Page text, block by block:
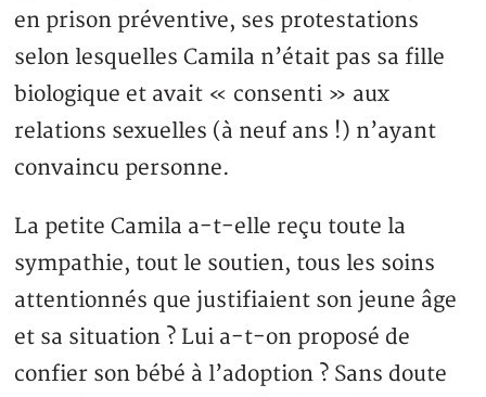
en prison préventive, ses protestations
selon lesquelles Camila n’était pas sa fille
biologique et avait « consenti » aux
relations sexuelles (à neuf ans !) n’ayant
convaincu personne.
La petite Camila a-t-elle reçu toute la
sympathie, tout le soutien, tous les soins
attentionnés que justifiaient son jeune âge
et sa situation ? Lui a-t-on proposé de
confier son bébé à l’adoption ? Sans doute